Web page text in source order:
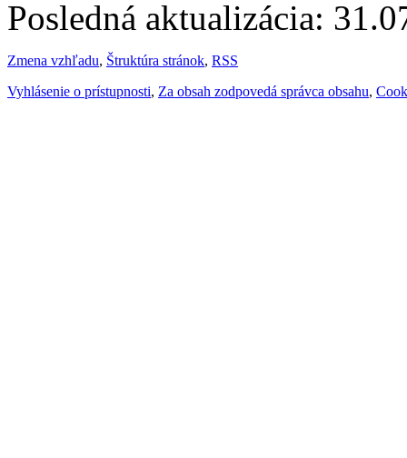
Posledná aktualizácia:
Zmena vzhľadu, Štruktúra stránok, RSS
Vyhlásenie o prístupnosti, Za obsah zodpovedá správca obsahu,